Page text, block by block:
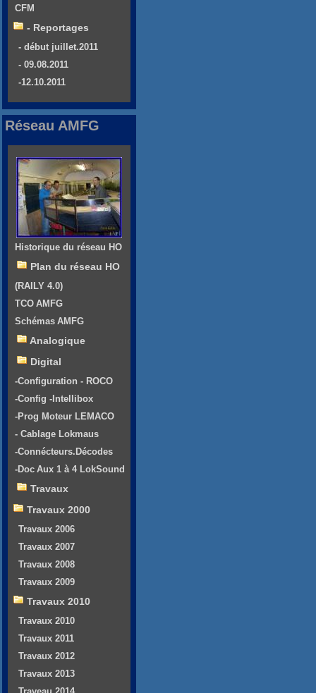
CFM
- Reportages
- début juillet.2011
- 09.08.2011
-12.10.2011
Réseau AMFG
Historique du réseau HO
Plan du réseau HO
(RAILY 4.0)
TCO AMFG
Schémas AMFG
Analogique
Digital
-Configuration - ROCO
-Config -Intellibox
-Prog Moteur LEMACO
- Cablage Lokmaus
-Connécteurs.Décodes
-Doc Aux 1 à 4 LokSound
Travaux
Travaux 2000
Travaux 2006
Travaux 2007
Travaux 2008
Travaux 2009
Travaux 2010
Travaux 2010
Travaux 2011
Travaux 2012
Travaux 2013